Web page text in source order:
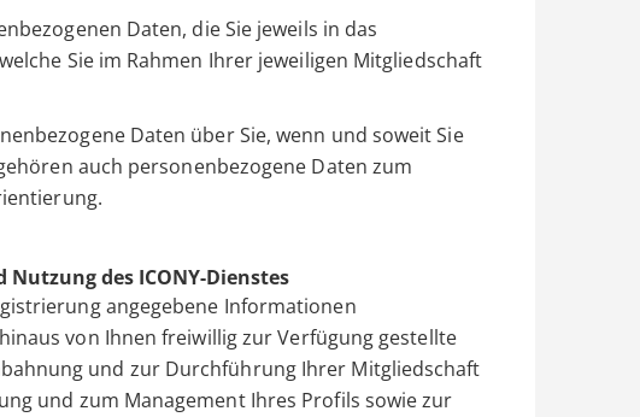
Daten, die Sie jeweils in das
Sie im Rahmen Ihrer jeweiligen Mitgliedschaft
Daten über Sie, wenn und soweit Sie
auch personenbezogene Daten zum
des ICONY-Dienstes
angegebene Informationen
von Ihnen freiwillig zur Verfügung gestellte
und zur Durchführung Ihrer Mitgliedschaft
und zum Management Ihres Profils sowie zur